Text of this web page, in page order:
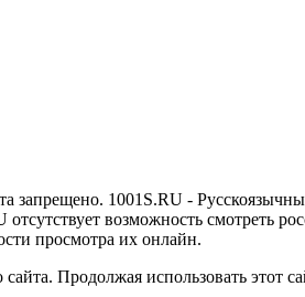
1001S.RU -
возможность смотреть
просмотра их онлайн.
Продолжая использовать этот